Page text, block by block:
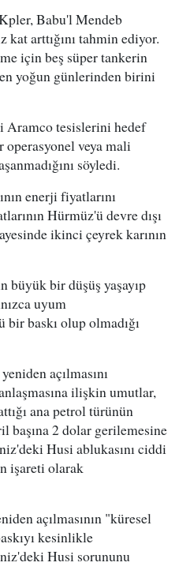
Babu'l Mendeb
arttığını tahmin ediyor.
için beş süper tankerin
yoğun günlerinden birini
Aramco tesislerini hedef
operasyonel veya mali
söyledi.
enerji fiyatlarını
Hürmüz'ü devre dışı
ikinci çeyrek karının
büyük bir düşüş yaşayıp
uyum
bir baskı olup olmadığı
açılmasını
ilişkin umutlar,
ana petrol türünün
başına 2 dolar gerilemesine
Husi ablukasını ciddi
işareti olarak
açılmasının "küresel
kesinlikle
Husi sorununu